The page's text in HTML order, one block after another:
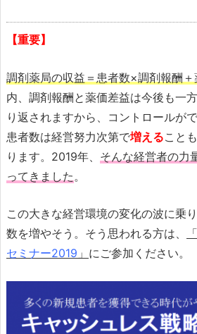
【重要】
調剤薬局の収益＝患者数×調剤報酬
内、調剤報酬と薬価差益は今後も一
り返されますから、コントロールが
患者数は経営努力次第で増えること
ります。2019年、 そんな経営者の力
ってきました 。
この大きな経営環境の変化の波に乗
数を増やそう。そう思われる方は、
「
セミナー2019 」 にご参加ください。